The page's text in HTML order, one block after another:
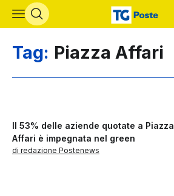
Vai al contenuto principale
Tag: Piazza Affari
Il 53% delle aziende quotate a Piazza
Affari è impegnata nel green
di redazione Postenews